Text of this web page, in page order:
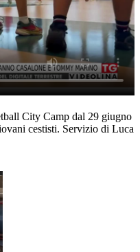
City Camp dal 29 giugno
cestisti. Servizio di Luca